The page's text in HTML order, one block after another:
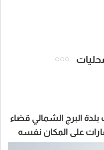
البرج الشمالي قضاء